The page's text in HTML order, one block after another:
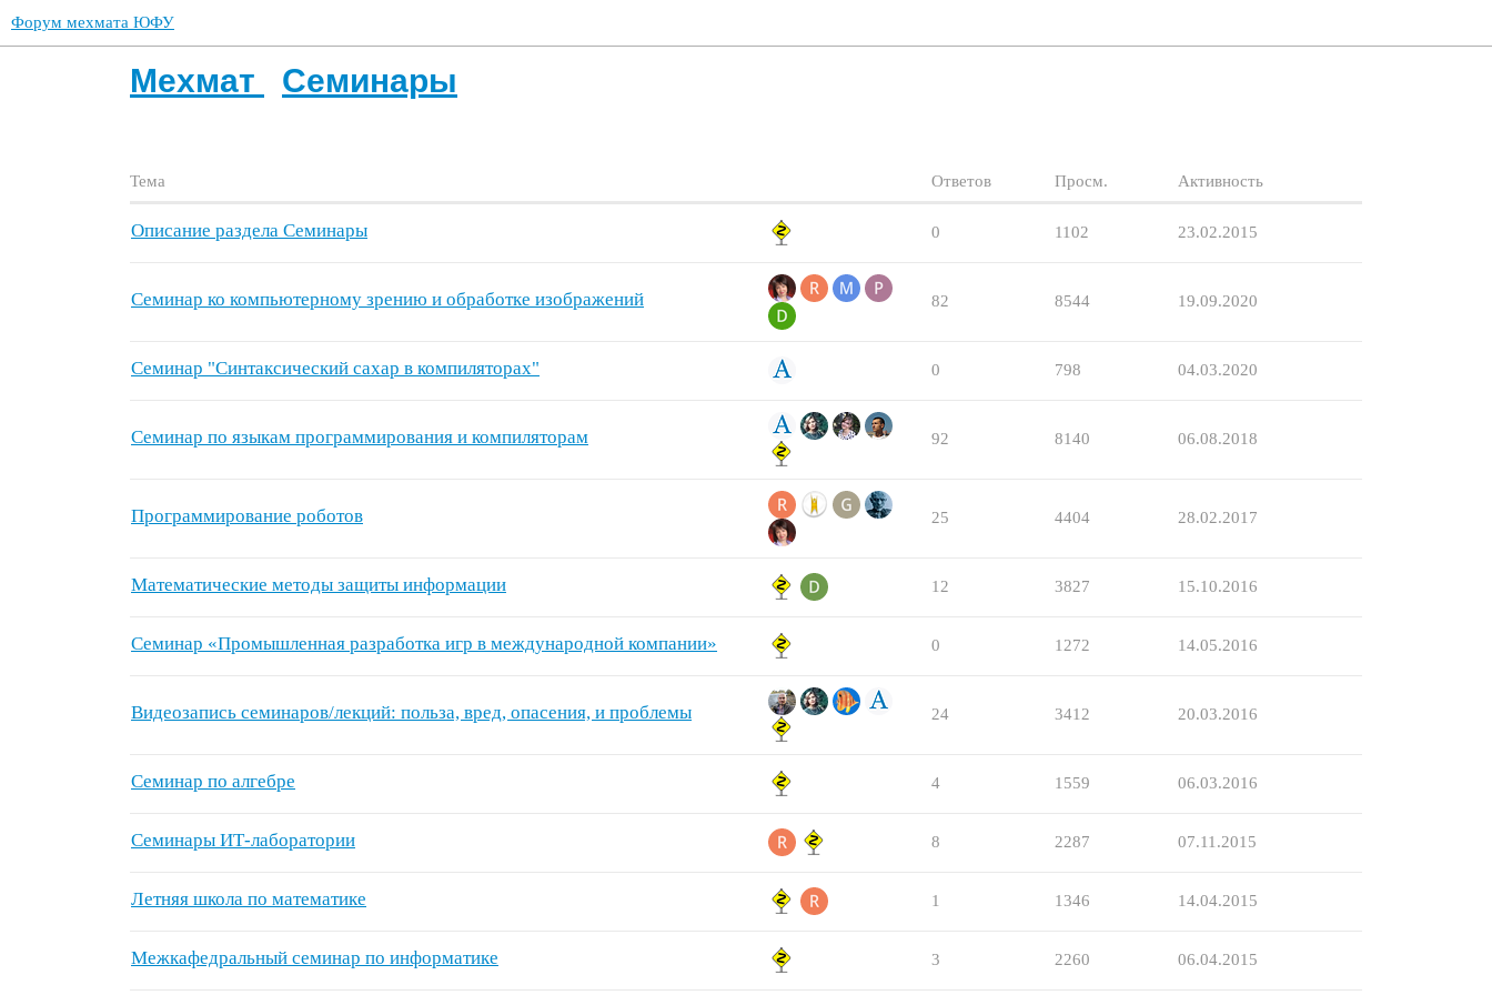
Форум мехмата ЮФУ
Мехмат Семинары
Тема Ответов Просм. Активность
Описание раздела Семинары 0 1102 23.02.2015
Семинар ко компьютерному зрению и обработке изображений 82 8544 19.09.2020
Семинар "Синтаксический сахар в компиляторах" 0 798 04.03.2020
Семинар по языкам программирования и компиляторам 92 8140 06.08.2018
Программирование роботов 25 4404 28.02.2017
Математические методы защиты информации 12 3827 15.10.2016
Семинар «Промышленная разработка игр в международной компании» 0 1272 14.05.2016
Видеозапись семинаров/лекций: польза, вред, опасения, и проблемы 24 3412 20.03.2016
Семинар по алгебре 4 1559 06.03.2016
Семинары ИТ-лаборатории 8 2287 07.11.2015
Летняя школа по математике 1 1346 14.04.2015
Межкафедральный семинар по информатике 3 2260 06.04.2015